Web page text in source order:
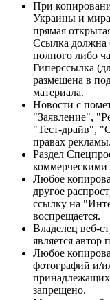
При
Украины и
прямая
Ссылка должна
полного либо
Гиперссылка
размещена в
материала.
Новости с
"Заявление",
"Тест-драйв",
правах рекламы.
Раздел
коммерческими
Любое
другое
ссылку на
воспрещается.
Владелец веб-
является автор
Любое
фотографий и/
принадлежащих
запрещено.